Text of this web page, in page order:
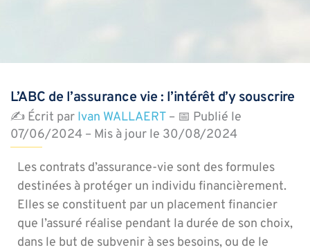
L’ABC de l’assurance vie : l’intérêt d’y souscrire
✍️ Écrit par Ivan WALLAERT – 📅 Publié le
07/06/2024 – Mis à jour le 30/08/2024
Les contrats d’assurance-vie sont des formules
destinées à protéger un individu financièrement.
Elles se constituent par un placement financier
que l’assuré réalise pendant la durée de son choix,
dans le but de subvenir à ses besoins, ou de le